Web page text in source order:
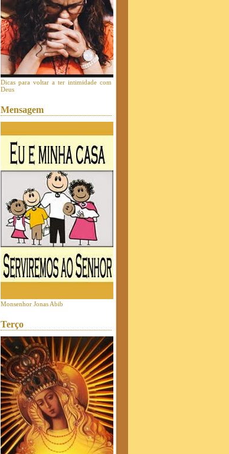
Dicas para voltar a ter intimidade com
Deus
Mensagem
Monsenhor Jonas Abib
Terço